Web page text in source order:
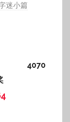
迷小篇
4070